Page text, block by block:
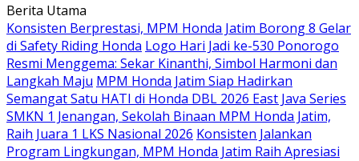
Langsung
ke
konten
Berita Utama
Konsisten Berprestasi, MPM Honda Jatim Borong 8 Gelar
di Safety Riding Honda Logo Hari Jadi ke-530 Ponorogo
Resmi Menggema: Sekar Kinanthi, Simbol Harmoni dan
Langkah Maju MPM Honda Jatim Siap Hadirkan
Semangat Satu HATI di Honda DBL 2026 East Java Series
SMKN 1 Jenangan, Sekolah Binaan MPM Honda Jatim,
Raih Juara 1 LKS Nasional 2026 Konsisten Jalankan
Program Lingkungan, MPM Honda Jatim Raih Apresiasi